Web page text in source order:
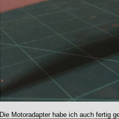
Die Motoradapter habe ich auch fertig